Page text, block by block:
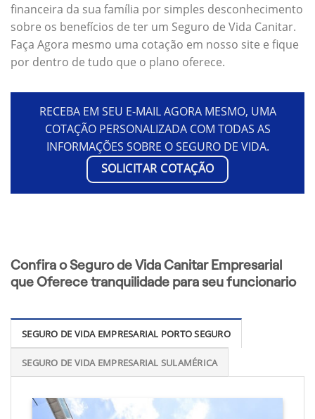
financeira da sua família por simples desconhecimento
sobre os benefícios de ter um Seguro de Vida Canitar.
Faça Agora mesmo uma cotação em nosso site e fique
por dentro de tudo que o plano oferece.
RECEBA EM SEU E-MAIL AGORA MESMO, UMA
COTAÇÃO PERSONALIZADA COM TODAS AS
INFORMAÇÕES SOBRE O SEGURO DE VIDA.
SOLICITAR COTAÇÃO
Confira o Seguro de Vida Canitar Empresarial
que Oferece tranquilidade para seu funcionario
SEGURO DE VIDA EMPRESARIAL PORTO SEGURO
SEGURO DE VIDA EMPRESARIAL SULAMÉRICA